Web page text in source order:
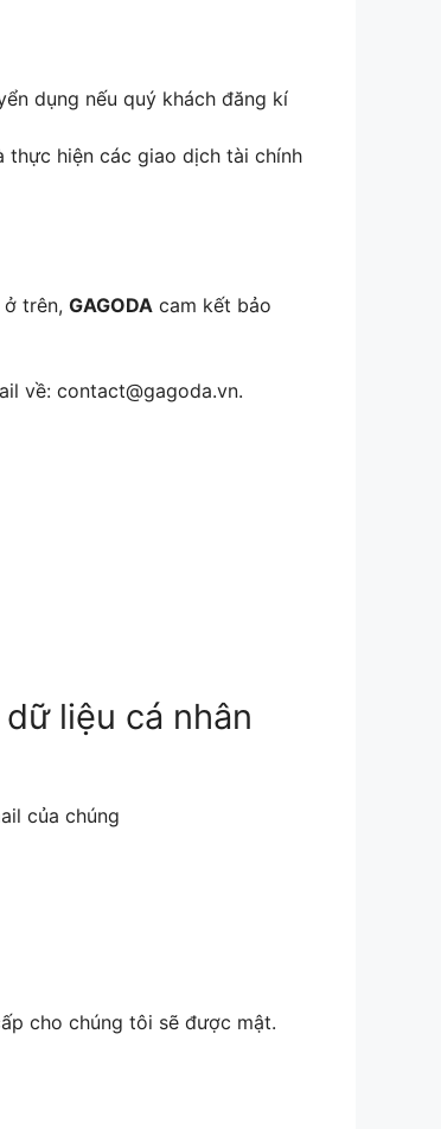
dụng nếu quý khách đăng kí
thực hiện các giao dịch tài chính
trên, GAGODA cam kết bảo
về: contact@gagoda.vn.
liệu cá nhân
của chúng
cho chúng tôi sẽ được mật.